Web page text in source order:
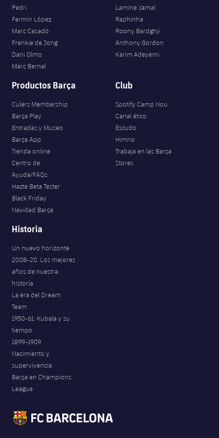
SUB8 B
Historia
Palmarés
Infantil A
Infantil B
Entradas
Resultados
Clasificaciones
Jugadors
Fotos
Palmarés
Historia
Calendario
Resultados
Jugadores
Actualidad
Juvenil
Alevín
Campus Verano
PLUSICON
MÁS
plusicon
Actualidad
Calendario
Entradas
Resultados
Clasificaciones
Fotos
Historia
Palmarés
Barça Atlètic
plusicon
más
Actualidad
Calendario
Resultados
Jugadores
Clasificaciones
Base
Actualidad
Barça C
Junior
Juvenil
Campus Verano
PLUSICON
MÁS
Información general
plusicon
más
Noticias
Atletismo
Actualidad
Baloncesto en silla de ruedas
Calendario
Resultados
Hockey sobre hielo
plusicon
más
Actualidad
Jugadores
Calendario
Clasificaciones
Hockey hierba
plusicon
más
Noticias
Hockey Hierba Masculino
Patinaje artístico
Actualidad
Agenda
Escuela de Patinaje
Actualidad
Voleibol
Pedri
Fermín López
Marc Casadó
Frenkie de Jong
Dani Olmo
Marc Bernal
Lamine Yamal
Raphinha
Roony Bardghji
Anthony Gordon
Karim Adeyemi
Productos Barça
Culers Membership
Barça Play
Entradas y Museo
Barça App
Tienda online
Centro de
Ayuda/FAQs
Hazte Beta Tester
Black Friday
Navidad Barça
Club
Spotify Camp Nou
Canal ético
Escudo
Himno
Trabaja en las Barça
Stores
Historia
Un nuevo horizonte
2008-20. Los mejores
años de nuestra
historia
La era del Dream
Team
1950-61. Kubala y su
tiempo
1899-1909.
Nacimiento y
supervivencia
Barça en Champions
League